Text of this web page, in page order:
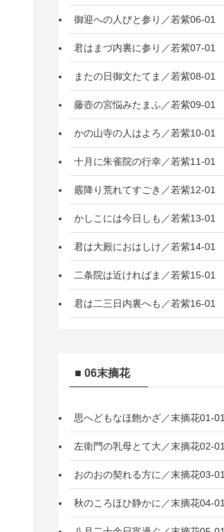
御迎への人びと参り／若紫06-01
君はまづ内裏に参り／若紫07-01
またの日御文たてま／若紫08-01
藤壺の宮悩みたまふ／若紫09-01
かの山寺の人はよろ／若紫10-01
十月に朱雀院の行幸／若紫11-01
霰降り荒れてすごき／若紫12-01
かしこには今日しも／若紫13-01
君は大殿におはしけ／若紫14-01
二条院は近ければま／若紫15-01
君は二三日内裏へも／若紫16-01
■ 06末摘花
思へどもなほ飽かざ／末摘花01-01
左衛門の乳母とて大／末摘花02-01
おのおの契れる方に／末摘花03-01
秋のころほひ静かに／末摘花04-01